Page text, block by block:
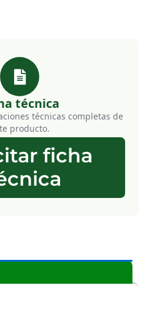
técnica
técnicas completas de
producto.
ficha